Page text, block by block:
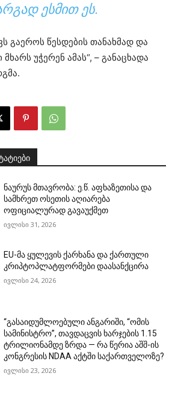
ᲔᲡᲛᲘᲗ ᲔᲡ.
გაეროს წესდების თანახმად და
უჭერენ ამას“, – განაცხადა
ნაურუს მთავრობა: ე.წ. აფხაზეთისა და
სამხრეთ ოსეთის აღიარება
ოფიციალურად გავაუქმეთ
ივლისი 31, 2026
EU-მა ყულევის ქარხანა და ქართული
კრიპტოპლატფორმები დაასანქცირა
ივლისი 24, 2026
“გასაიდუმლოებული ანგარიში, “ომის
სამინისტრო”, თავდაცვის ხარჯების 1.15
ტრილიონამდე ზრდა — რა წერია აშშ-ის
კონგრესის NDAA აქტში საქართველოზე?
ივლისი 23, 2026